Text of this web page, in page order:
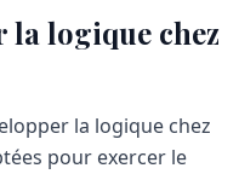
la logique chez
la logique chez
pour exercer le